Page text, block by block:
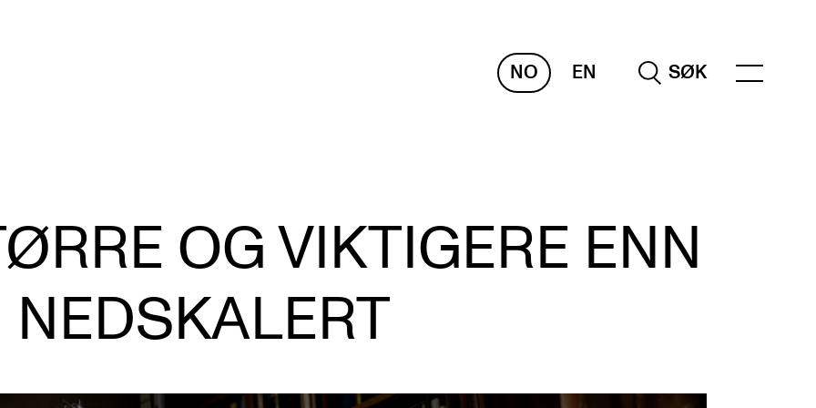
NO EN SØK
IT og digitale tjenester
Canvas
Innkjøp og økonomi
Kommunikasjon
STUDENTSTØTTE
Eksamen og vitnemål
Timeplaner og undervisning
OG VIKTIGERE ENN
NEDSKALERT